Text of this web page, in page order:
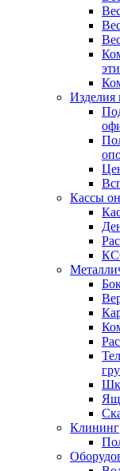
Изделия
Кассы
Клининг